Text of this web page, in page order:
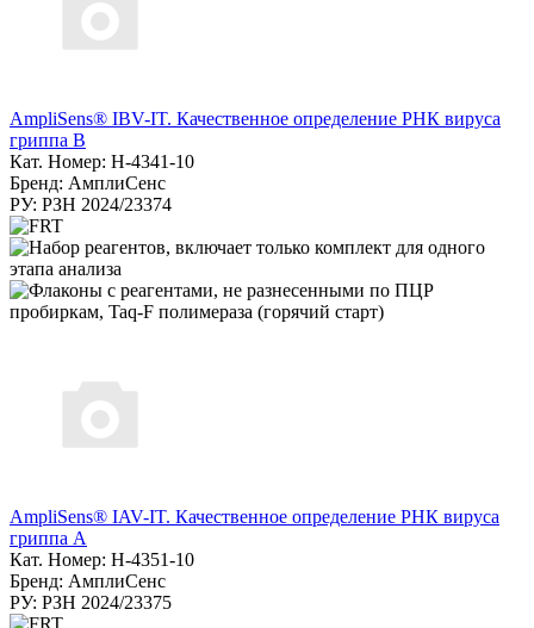
AmpliSens® IBV-IT. Качественное определение РНК вируса
гриппа B
Кат. Номер: H-4341-10
Бренд: АмплиСенс
РУ: РЗН 2024/23374
AmpliSens® IAV-IT. Качественное определение РНК вируса
гриппа А
Кат. Номер: H-4351-10
Бренд: АмплиСенс
РУ: РЗН 2024/23375